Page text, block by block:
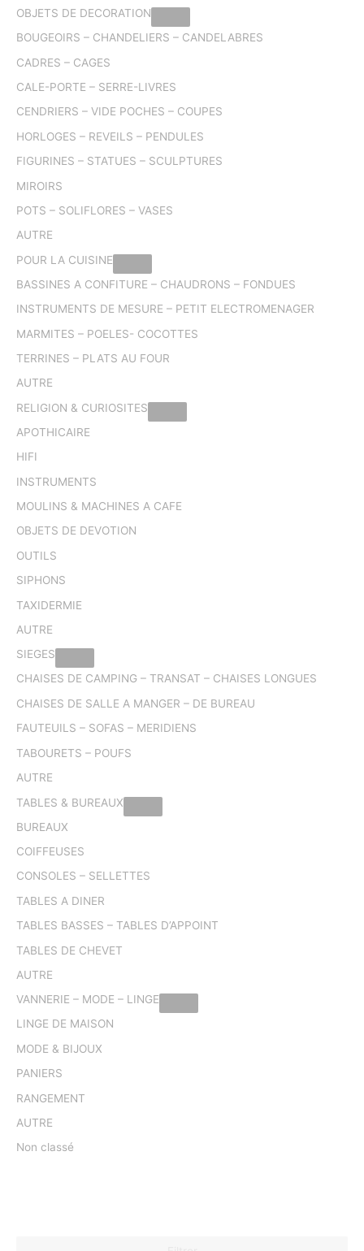
OBJETS DE DECORATION
BOUGEOIRS – CHANDELIERS – CANDELABRES
CADRES – CAGES
CALE-PORTE – SERRE-LIVRES
CENDRIERS – VIDE POCHES – COUPES
HORLOGES – REVEILS – PENDULES
FIGURINES – STATUES – SCULPTURES
MIROIRS
POTS – SOLIFLORES – VASES
AUTRE
POUR LA CUISINE
BASSINES A CONFITURE – CHAUDRONS – FONDUES
INSTRUMENTS DE MESURE – PETIT ELECTROMENAGER
MARMITES – POELES- COCOTTES
TERRINES – PLATS AU FOUR
AUTRE
RELIGION & CURIOSITES
APOTHICAIRE
HIFI
INSTRUMENTS
MOULINS & MACHINES A CAFE
OBJETS DE DEVOTION
OUTILS
SIPHONS
TAXIDERMIE
AUTRE
SIEGES
CHAISES DE CAMPING – TRANSAT – CHAISES LONGUES
CHAISES DE SALLE A MANGER – DE BUREAU
FAUTEUILS – SOFAS – MERIDIENS
TABOURETS – POUFS
AUTRE
TABLES & BUREAUX
BUREAUX
COIFFEUSES
CONSOLES – SELLETTES
TABLES A DINER
TABLES BASSES – TABLES D’APPOINT
TABLES DE CHEVET
AUTRE
VANNERIE – MODE – LINGE
LINGE DE MAISON
MODE & BIJOUX
PANIERS
RANGEMENT
AUTRE
Non classé